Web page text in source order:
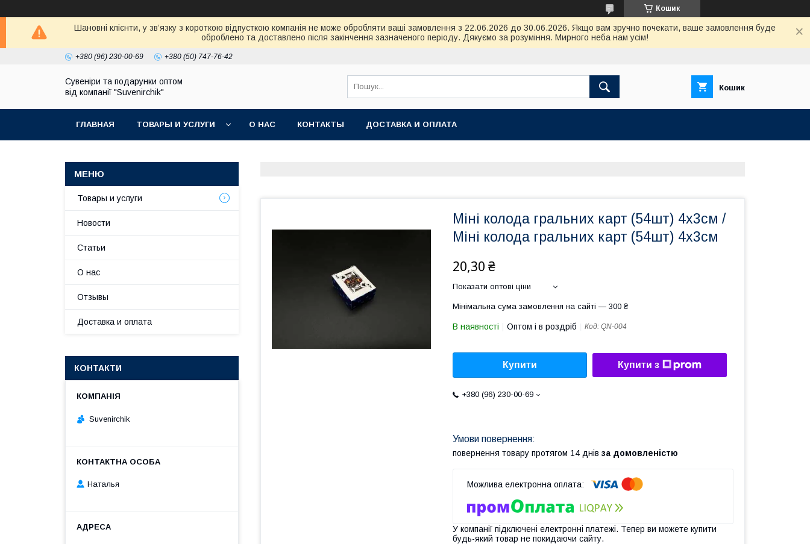
Кошик
Шановні клієнти, у зв’язку з короткою відпусткою компанія не може обробляти ваші замовлення з 22.06.2026 до 30.06.2026. Якщо вам зручно почекати, ваше замовлення буде
оброблено та доставлено після закінчення зазначеного періоду. Дякуємо за розуміння. Мирного неба нам усім!
+380 (96) 230-00-69 +380 (50) 747-76-42
Сувеніри та подарунки оптом
від компанії "Suvenirchik"
Кошик
ГЛАВНАЯ ТОВАРЫ И УСЛУГИ О НАС КОНТАКТЫ ДОСТАВКА И ОПЛАТА
Міні колода гральних карт (54шт) 4х3см /
Міні колода гральних карт (54шт) 4х3см
20,30 ₴
Показати оптові ціни
Мінімальна сума замовлення на сайті — 300 ₴
В наявності Оптом і в роздріб Код: QN-004
Купити Купити з
+380 (96) 230-00-69
повернення товару протягом 14 днів за домовленістю
У компанії підключені електронні платежі. Тепер ви можете купити
будь-який товар не покидаючи сайту.
Товары и услуги
Новости
Статьи
О нас
Отзывы
Доставка и оплата
КОНТАКТИ
Suvenirсhik
Наталья